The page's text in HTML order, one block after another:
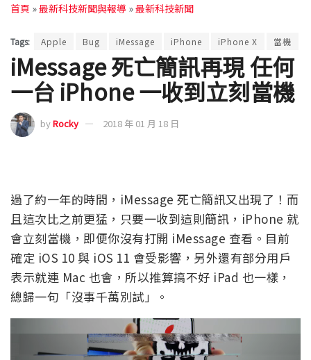
首頁 »最新科技新聞與報導 »最新科技新聞
Tags: Apple Bug iMessage iPhone iPhone X 當機
iMessage 死亡簡訊再現 任何
一台 iPhone 一收到立刻當機
byRocky 2018 年 01 月 18 日
過了約一年的時間，iMessage 死亡簡訊又出現了！而
且這次比之前更猛，只要一收到這則簡訊，iPhone 就
會立刻當機，即便你沒有打開 iMessage 查看。目前
確定 iOS 10 與 iOS 11 會受影響，另外還有部分用戶
表示就連 Mac 也會，所以推算搞不好 iPad 也一樣，
總歸一句「沒事千萬別試」。